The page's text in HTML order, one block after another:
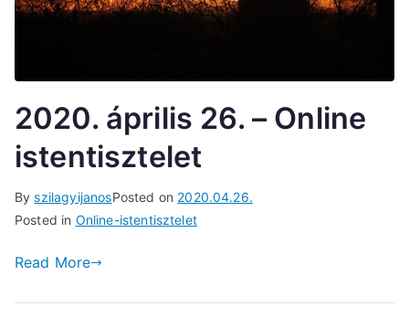
2020. április 26. – Online
istentisztelet
ByszilagyijanosPosted on 2020.04.26.
Posted in Online-istentisztelet
Read More